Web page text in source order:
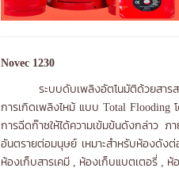
Novec 1230
ระบบดับเพลิงอัตโนมัติด้วยสารสะอ
การเกิดเพลิงไหม้ แบบ Total Flooding
การฉีดก๊าซให้ได้ความเข้มข้นดังกล่าว ภ
อันตรายต่อมนุษย์ เหมาะสำหรับห้องดัง
ห้องเก็บสารเคมี , ห้องเก็บแบตเตอรี่ ,